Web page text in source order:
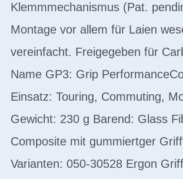
Klemmmechanismus (Pat.
Montage vor allem für Laien
vereinfacht. Freigegeben für
Name GP3: Grip
Einsatz: Touring, Commuting,
Gewicht: 230 g Barend: Glass
Composite mit gummiertger
Varianten: 050-30528 Ergon